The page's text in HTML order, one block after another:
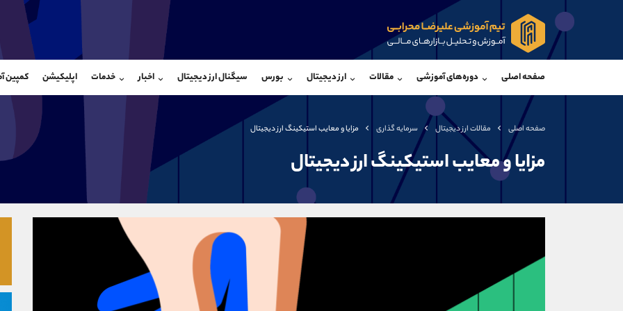
صفحه اصلی دوره‌های آموزشی مقالات ارز دیجیتال بورس سیگنال ارز دیجیتال اخبار خدمات اپلیکیشن کمپین
صفحه اصلی مقالات ارز دیجیتال سرمایه گذاری مزایا و معایب استیکینگ ارز دیجیتال
مزایا و معایب استیکینگ ارز دیجیتال
واتساپ شروع گفتگو
تلگرام @Armteam_admin_103
داخلی
@Armteam_admin_33
شروع
اطلاعات تماس
تلفن
کانال تلگرام